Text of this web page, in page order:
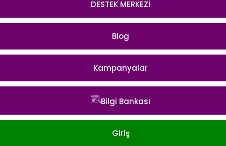
DESTEK MERKEZİ
Blog
Kampanyalar
Bilgi Bankası
Giriş